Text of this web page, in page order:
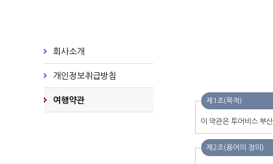
회사소개
개인정보취급방침
여행약관 제1조(목적)
이 약관은 투어비스 부
제2조(용어의 정의)